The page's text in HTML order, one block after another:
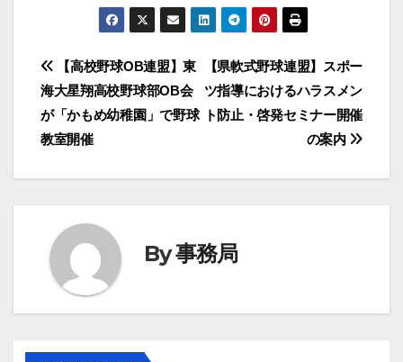
投
稿
ナ
ビ
ゲ
ー
シ
【県軟式野球連盟】スポー
ツ指導におけるハラスメン
ト防止・啓発セミナー開催
の案内
【高校野球OB連盟】東
海大星翔高校野球部OB会
が「かもめ幼稚園」で野球
教室開催
By事務局